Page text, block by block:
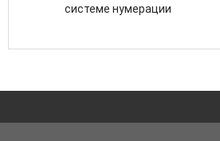
системе нумерации